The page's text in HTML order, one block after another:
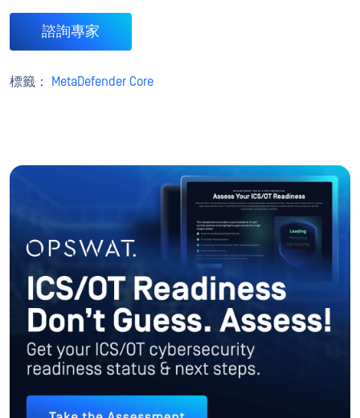
諮詢專家
標籤： MetaDefender Core